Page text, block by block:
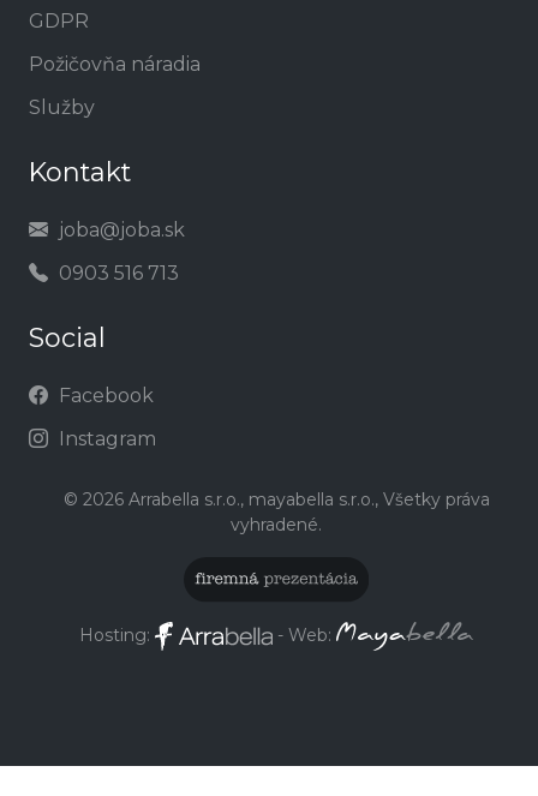
GDPR
Požičovňa náradia
Služby
Kontakt
joba@joba.sk
0903 516 713
Social
Facebook
Instagram
© 2026 Arrabella s.r.o., mayabella s.r.o., Všetky práva
vyhradené.
Hosting: - Web: